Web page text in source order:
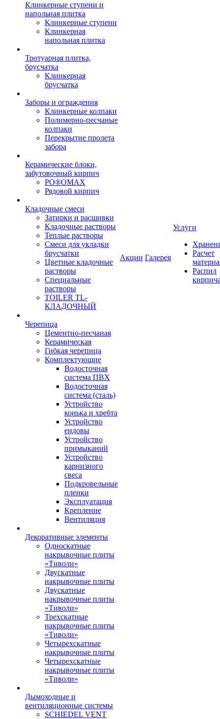
Клинкерные ступени и
напольная плитка
Клинкерные ступени
Клинкерная
напольная плитка
Тротуарная плитка,
брусчатка
Клинкерная
брусчатка
Заборы и ограждения
Клинкерные колпаки
Полимерно-песчаные
колпаки
Перекрытие пролета
забора
Керамические блоки,
забутовочный кирпич
PO®OMAX
Рядовой кирпич
Кладочные смеси
Затирки и расшивки
Кладочные растворы
Теплые растворы
Смеси для укладки
брусчатки
Цветные кладочные
растворы
Специальные
растворы
TOILER TL-
КЛАДОЧНЫЙ
Черепица
Цементно-песчаная
Керамическая
Гибкая черепица
Комплектующие
Водосточная
система ПВХ
Водосточная
система (сталь)
Устройство
конька и хребта
Устройство
ендовы
Устройство
примыканий
Устройство
карнизного
свеса
Подкровельные
пленки
Эксплуатация
Крепление
Вентиляция
Декоративные элементы
Односкатные
накрывочные плиты
«Тиволи»
Двускатные
накрывочные плиты
Двускатные
накрывочные плиты
«Тиволи»
Трехскатные
накрывочные плиты
«Тиволи»
Четырехскатные
накрывочные плиты
Четырехскатные
накрывочные плиты
«Тиволи»
Дымоходные и
вентиляционные системы
SCHIEDEL VENT
Акции Галерея
Услуги
Расчет
Распил